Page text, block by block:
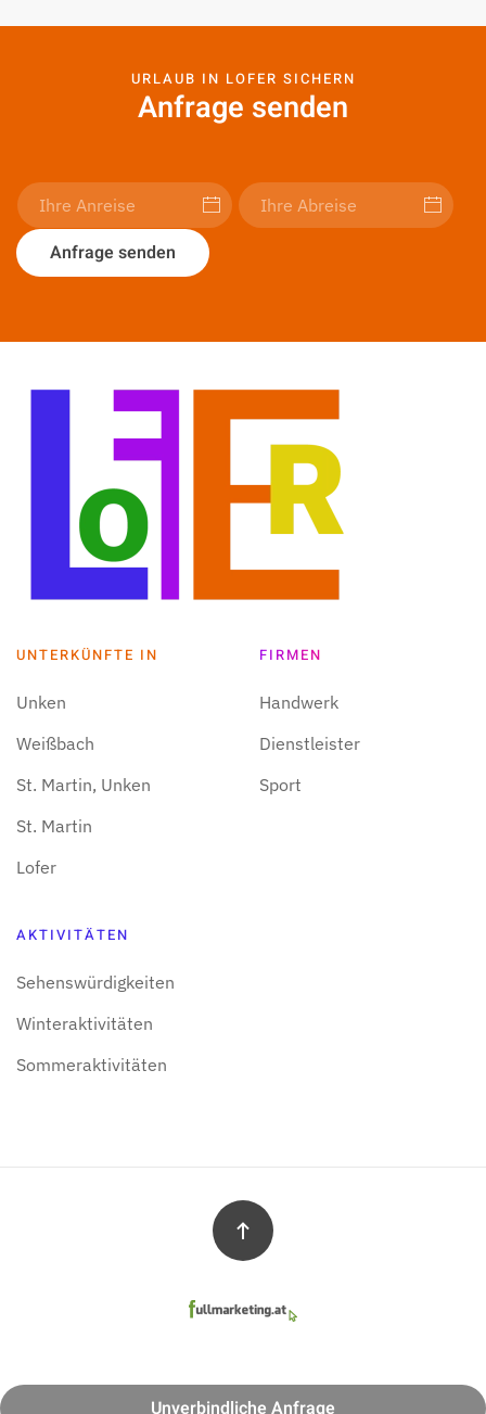
URLAUB IN LOFER SICHERN
Anfrage senden
Anfrage senden
UNTERKÜNFTE IN
Unken
Weißbach
St. Martin, Unken
St. Martin
Lofer
FIRMEN
Handwerk
Dienstleister
Sport
AKTIVITÄTEN
Sehens­würdigkeiten
Winter­aktivitäten
Sommer­aktivitäten
Unverbindliche Anfrage